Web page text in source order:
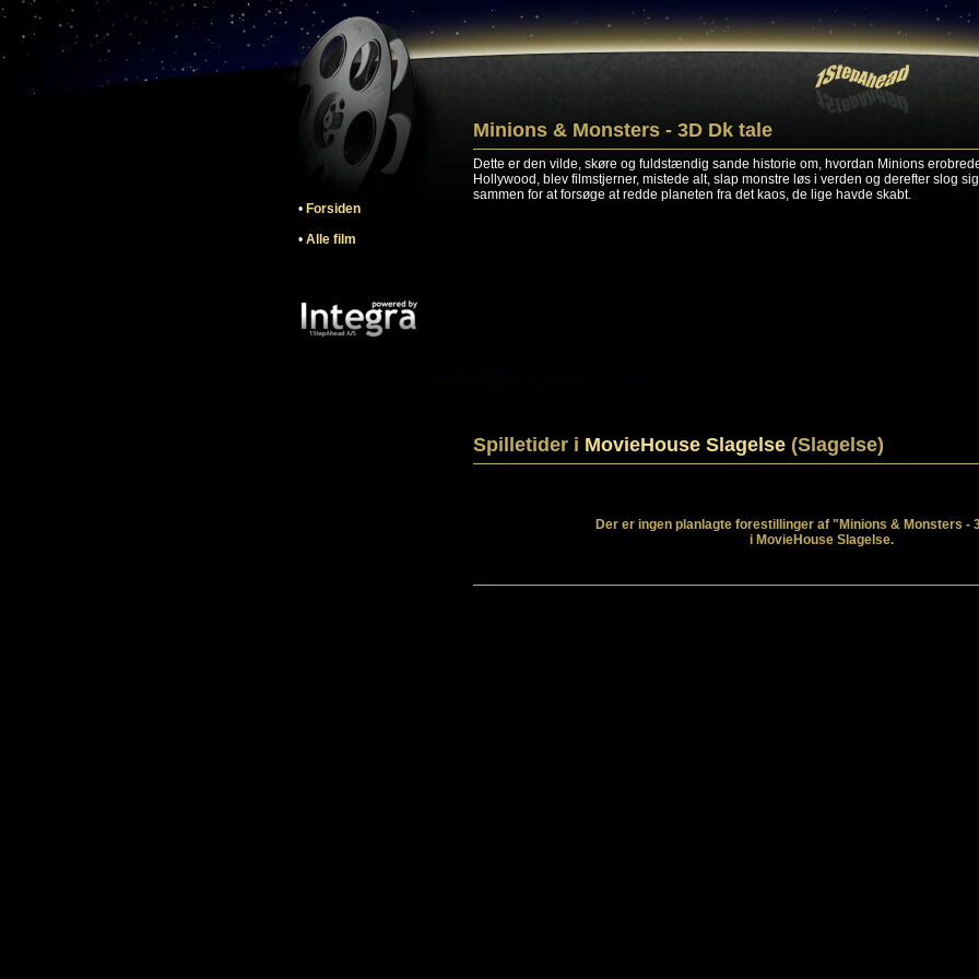
• Forsiden
• Alle film
Minions & Monsters - 3D Dk tale
Dette er den vilde, skøre og fuldstændig sande historie om, hvordan Minions
Hollywood, blev filmstjerner, mistede alt, slap monstre løs i verden og derefter slog sig
sammen for at forsøge at redde planeten fra det kaos, de lige havde skabt.
Spilletider i MovieHouse Slagelse (Slagelse)
Der er ingen planlagte forestillinger af "Minions & Monsters -
i MovieHouse Slagelse.